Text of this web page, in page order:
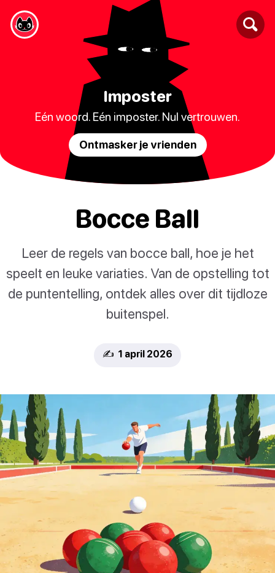
Imposter
Eén woord. Eén imposter. Nul vertrouwen.
Ontmasker je vrienden
Bocce Ball
Leer de regels van bocce ball, hoe je het
speelt en leuke variaties. Van de opstelling tot
de puntentelling, ontdek alles over dit tijdloze
buitenspel.
✍️ 1 april 2026